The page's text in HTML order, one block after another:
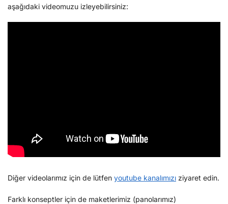
aşağıdaki videomuzu izleyebilirsiniz:
Diğer videolarımız için de lütfen youtube kanalımızı ziyaret edin.
Farklı konseptler için de maketlerimiz (panolarımız)